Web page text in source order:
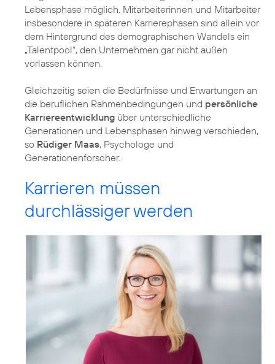
Lebensphase möglich. Mitarbeiterinnen und Mitarbeiter
insbesondere in späteren Karrierephasen sind allein vor
dem Hintergrund des demographischen Wandels ein
„Talentpool“, den Unternehmen gar nicht außen
vorlassen können.
Gleichzeitig seien die Bedürfnisse und Erwartungen an
die beruflichen Rahmenbedingungen und persönliche
Karriereentwicklung über unterschiedliche
Generationen und Lebensphasen hinweg verschieden,
so Rüdiger Maas, Psychologe und
Generationenforscher.
Karrieren müssen
durchlässiger werden